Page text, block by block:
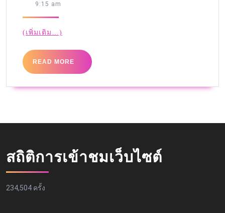
9:15 am
(เพิ่มเติม…)
READ MORE
สถิติการเข้าชมเว็บไซต์
234,504 ครั้ง